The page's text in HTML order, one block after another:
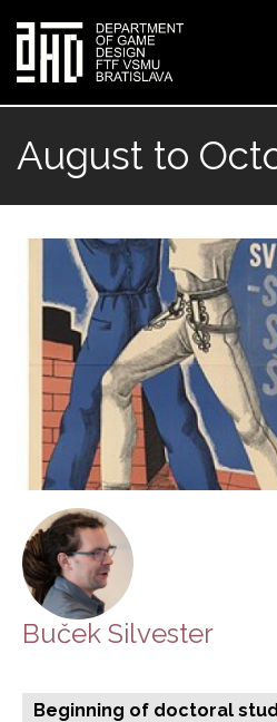
main
August to
Buček Silvester
Beginning of doctoral